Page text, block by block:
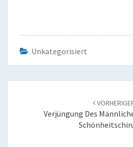
Unkategorisiert
Verjüngung Des